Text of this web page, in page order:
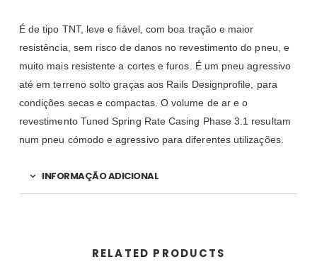
É de tipo TNT, leve e fiável, com boa tração e maior
resistência, sem risco de danos no revestimento do pneu, e
muito mais resistente a cortes e furos. É um pneu agressivo
até em terreno solto graças aos Rails Designprofile, para
condições secas e compactas. O volume de ar e o
revestimento Tuned Spring Rate Casing Phase 3.1 resultam
num pneu cómodo e agressivo para diferentes utilizações.
INFORMAÇÃO ADICIONAL
RELATED PRODUCTS